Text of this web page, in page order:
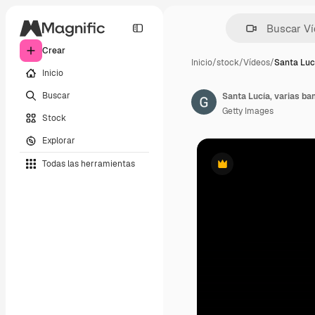
Crear
Inicio
Buscar
Stock
Explorar
Todas las herramientas
Inicio/stock/Vídeos/Santa
Premium
Getty Images